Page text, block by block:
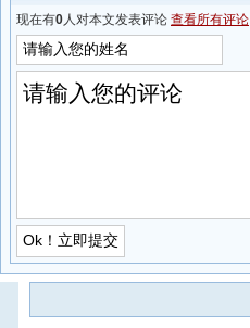
现在有0人对本文发表评论 查看所有评论